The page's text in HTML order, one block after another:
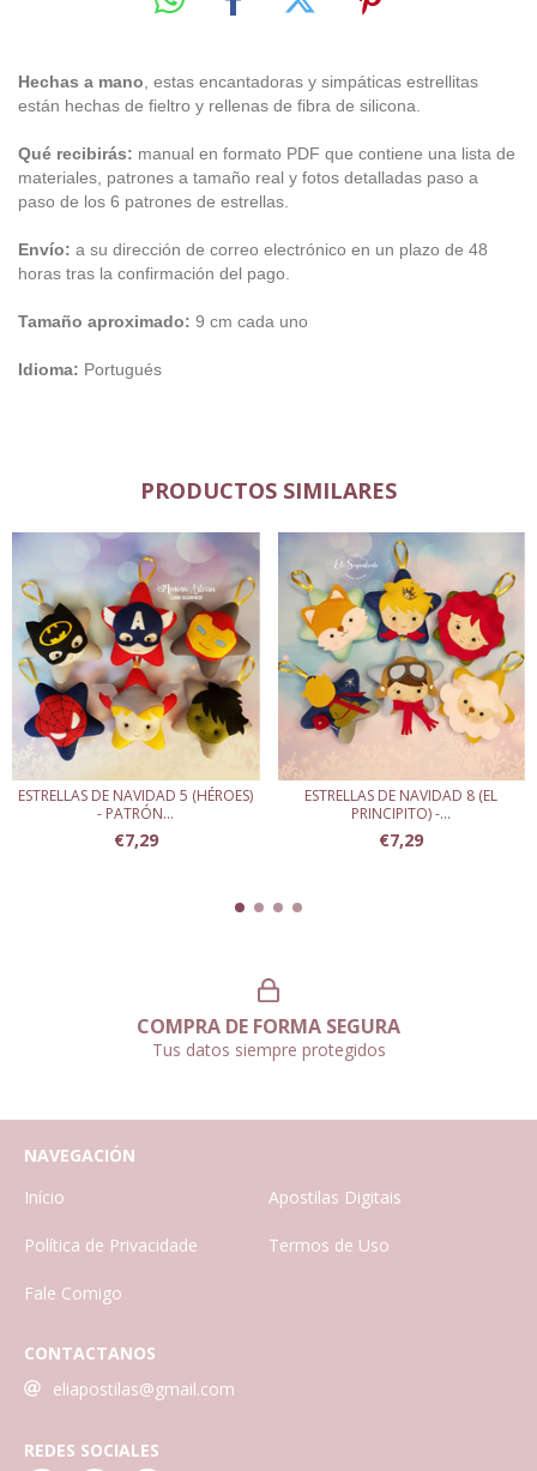
Hechas a mano , estas encantadoras y simpáticas estrellitas
están hechas de fieltro y rellenas de fibra de silicona.
Qué recibirás: manual en formato PDF que contiene una lista de
materiales, patrones a tamaño real y fotos detalladas paso a
paso de los 6 patrones de estrellas.
Envío: a su dirección de correo electrónico en un plazo de 48
horas tras la confirmación del pago.
Tamaño aproximado: 9 cm cada uno
Idioma: Portugués
PRODUCTOS SIMILARES
ESTRELLAS DE NAVIDAD 5 (HÉROES)
- PATRÓN...
€7,29
ESTRELLAS DE NAVIDAD 8 (EL
PRINCIPITO) -...
€7,29
COMPRA DE FORMA SEGURA
Tus datos siempre protegidos
NAVEGACIÓN
Início
Apostilas Digitais
Política de Privacidade Termos de Uso
Fale Comigo
CONTACTANOS
eliapostilas@gmail.com
REDES SOCIALES